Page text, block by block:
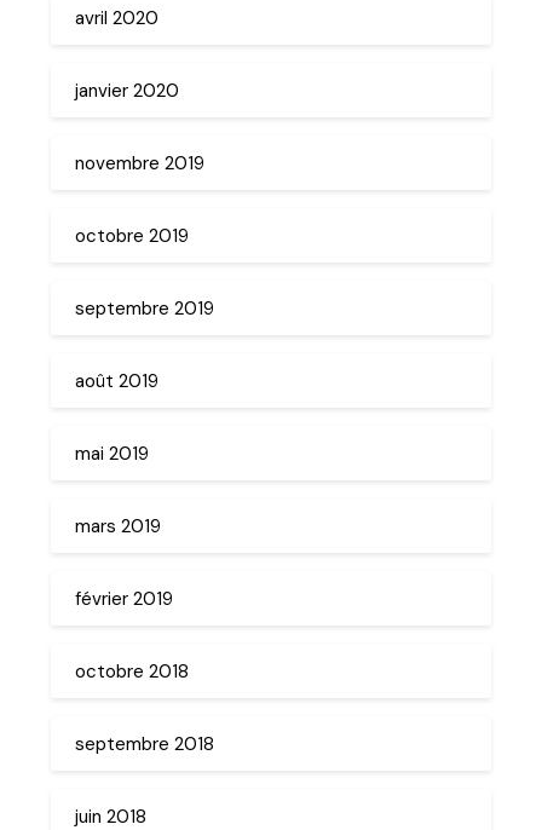
avril 2020
janvier 2020
novembre 2019
octobre 2019
septembre 2019
août 2019
mai 2019
mars 2019
février 2019
octobre 2018
septembre 2018
juin 2018